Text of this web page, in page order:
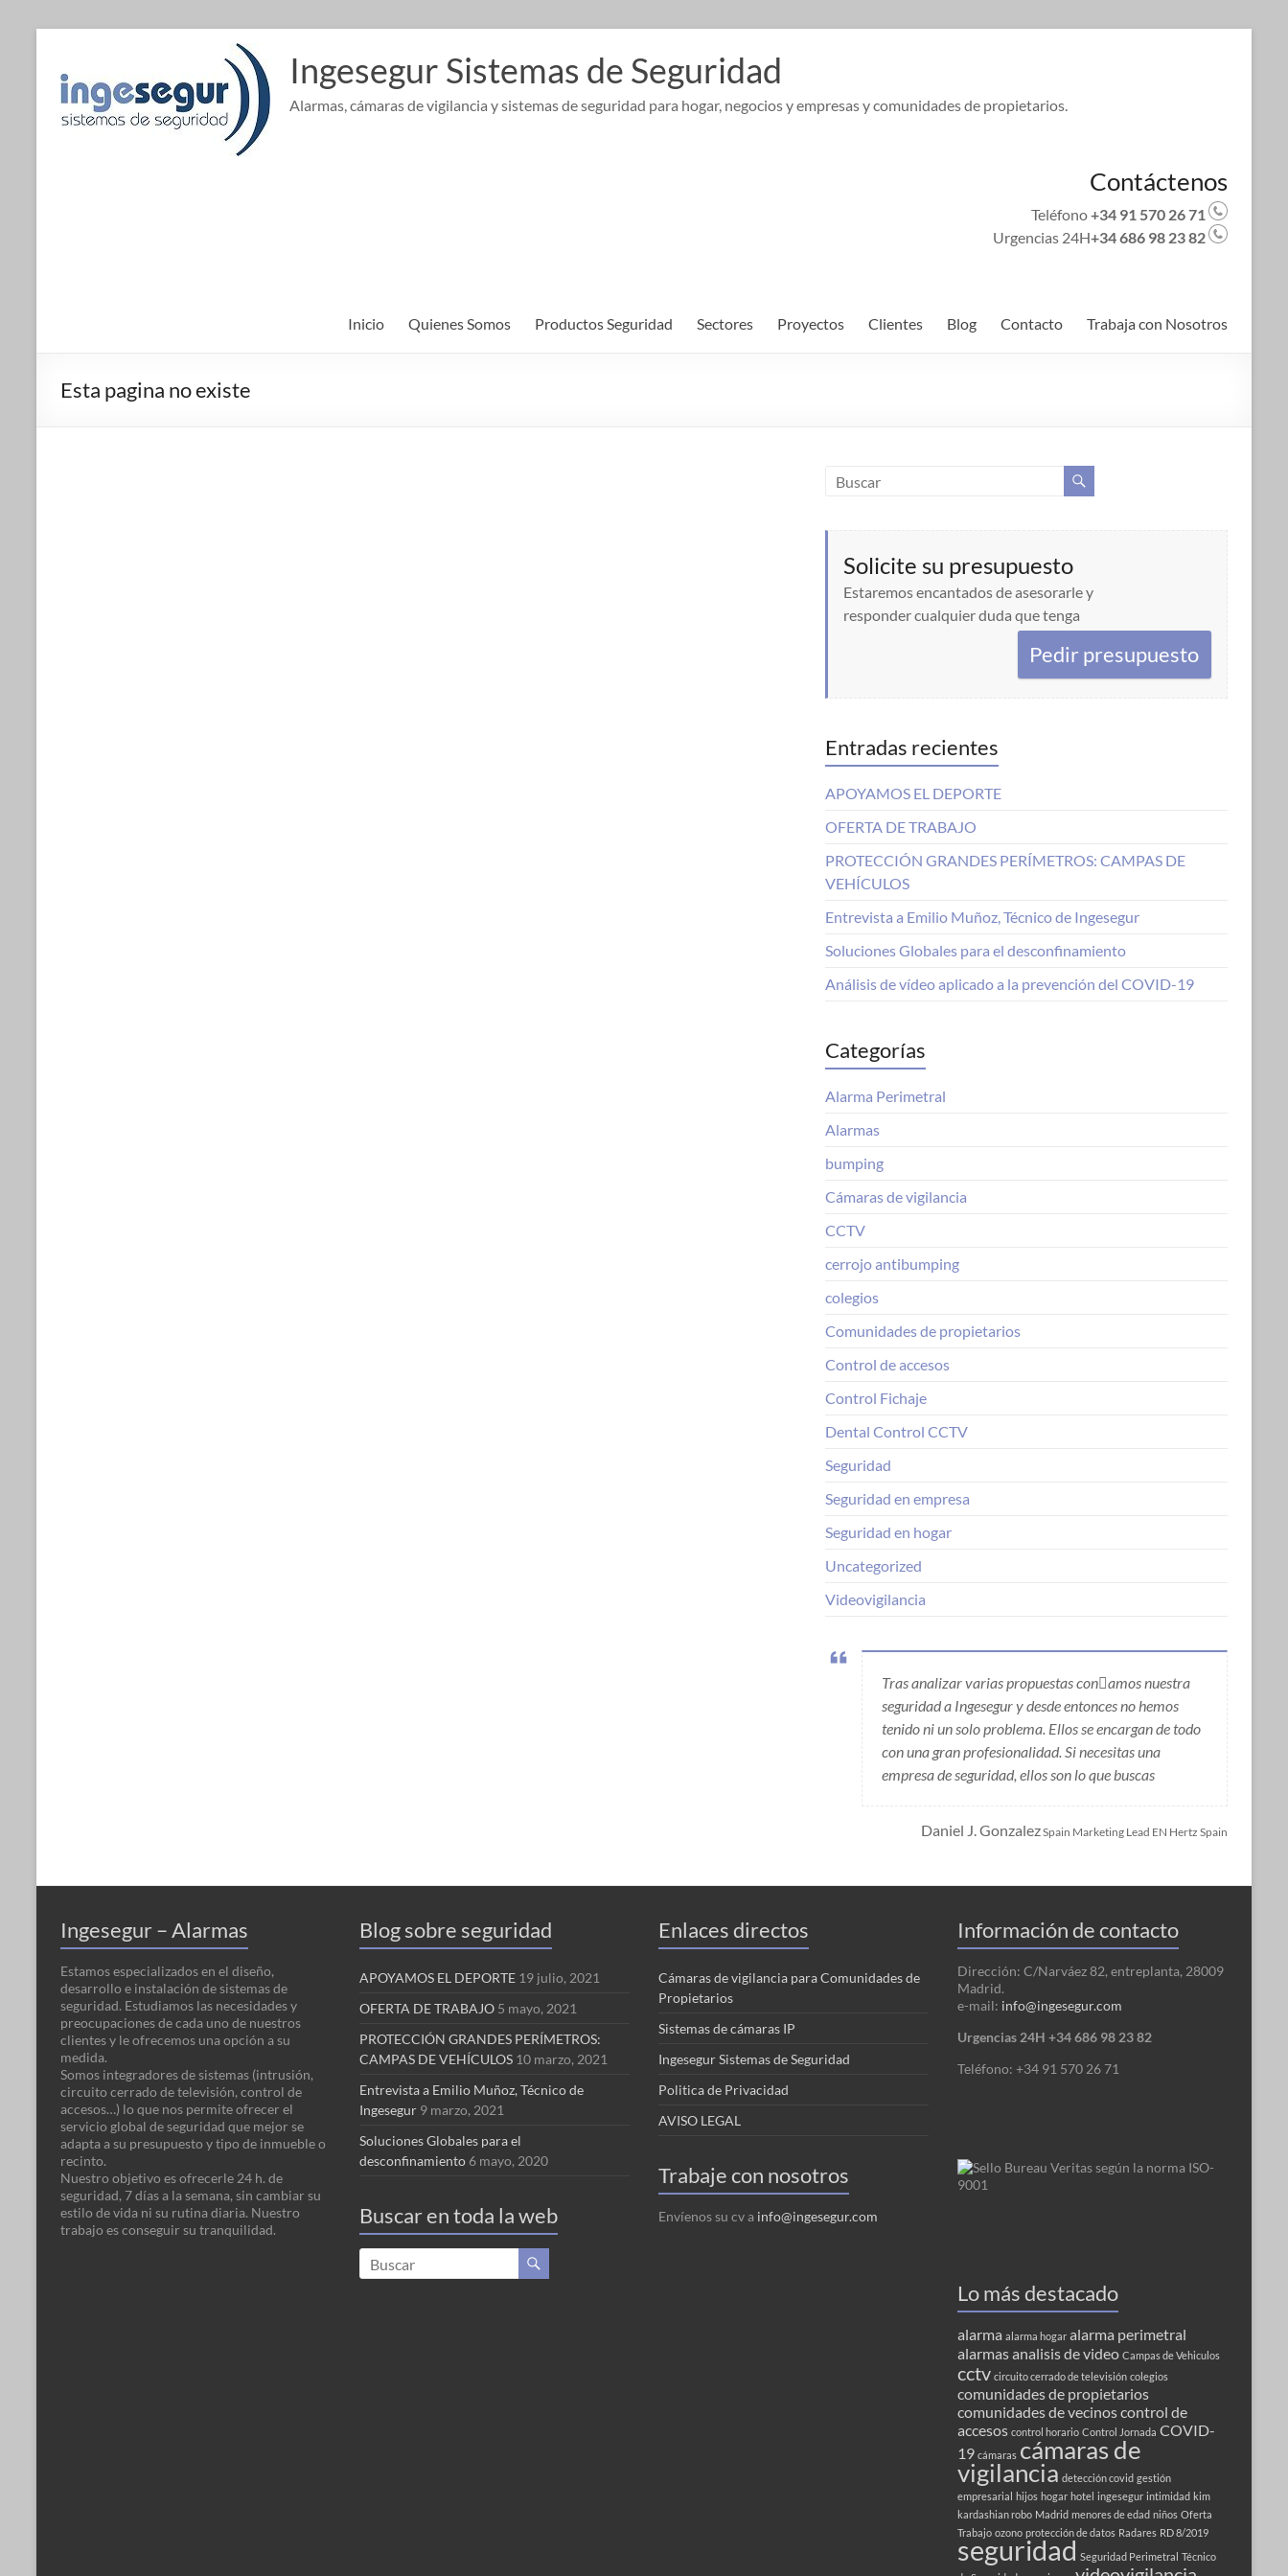
contenido
Ingesegur Sistemas de Seguridad
Alarmas, cámaras de vigilancia y sistemas de seguridad para hogar, negocios y empresas y comunidades de propietarios.
Contáctenos
Teléfono+34 91 570 26 71
Urgencias 24H+34 686 98 23 82
Inicio Quienes Somos Productos Seguridad Sectores Proyectos Clientes Blog Contacto Trabaja con Nosotros
Esta pagina no existe
Solicite su presupuesto
Estaremos encantados de asesorarle y
responder cualquier duda que tenga
Pedir presupuesto
Entradas recientes
APOYAMOS EL DEPORTE
OFERTA DE TRABAJO
PROTECCIÓN GRANDES PERÍMETROS: CAMPAS DE
VEHÍCULOS
Entrevista a Emilio Muñoz, Técnico de Ingesegur
Soluciones Globales para el desconfinamiento
Análisis de vídeo aplicado a la prevención del COVID-19
Categorías
Alarma Perimetral
Alarmas
bumping
Cámaras de vigilancia
CCTV
cerrojo antibumping
colegios
Comunidades de propietarios
Control de accesos
Control Fichaje
Dental Control CCTV
Seguridad
Seguridad en empresa
Seguridad en hogar
Uncategorized
Videovigilancia
Tras analizar varias propuestas conamos nuestra
seguridad a Ingesegur y desde entonces no hemos
tenido ni un solo problema. Ellos se encargan de todo
con una gran profesionalidad. Si necesitas una
empresa de seguridad, ellos son lo que buscas
Daniel J. GonzalezSpain Marketing Lead EN Hertz Spain
Ingesegur – Alarmas
Estamos especializados en el diseño,
desarrollo e instalación de sistemas de
seguridad. Estudiamos las necesidades y
preocupaciones de cada uno de nuestros
clientes y le ofrecemos una opción a su
medida.
Somos integradores de sistemas (intrusión,
circuito cerrado de televisión, control de
accesos…) lo que nos permite ofrecer el
servicio global de seguridad que mejor se
adapta a su presupuesto y tipo de inmueble o
recinto.
Nuestro objetivo es ofrecerle 24 h. de
seguridad, 7 días a la semana, sin cambiar su
estilo de vida ni su rutina diaria. Nuestro
trabajo es conseguir su tranquilidad.
Blog sobre seguridad
APOYAMOS EL DEPORTE 19 julio, 2021
OFERTA DE TRABAJO 5 mayo, 2021
PROTECCIÓN GRANDES PERÍMETROS:
CAMPAS DE VEHÍCULOS 10 marzo, 2021
Entrevista a Emilio Muñoz, Técnico de
Ingesegur 9 marzo, 2021
Soluciones Globales para el
desconfinamiento 6 mayo, 2020
Buscar en toda la web
Enlaces directos
Cámaras de vigilancia para Comunidades de
Propietarios
Sistemas de cámaras IP
Ingesegur Sistemas de Seguridad
Politica de Privacidad
AVISO LEGAL
Trabaje con nosotros
Envíenos su cv a info@ingesegur.com
Información de contacto
Dirección: C/Narváez 82, entreplanta, 28009
Madrid.
e-mail: info@ingesegur.com
Urgencias 24H +34 686 98 23 82
Teléfono: +34 91 570 26 71
Lo más destacado
alarma alarma hogar alarma perimetral
alarmasanalisis de video Campas de Vehiculos
cctv circuito cerrado de televisión colegios
comunidades de propietarios
comunidades de vecinoscontrol de
accesos control horario Control Jornada COVID-
19 cámaras cámaras de
vigilancia detección covid gestión
empresarial hijos hogar hotel ingesegur intimidad kim
kardashian robo Madrid menores de edad niños Oferta
Trabajo ozono protección de datos Radares RD 8/2019
seguridad Seguridad Perimetral Técnico